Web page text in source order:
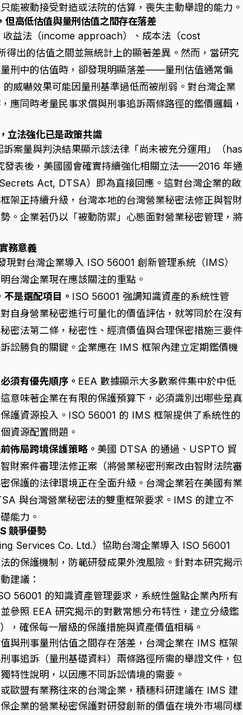
只能被動接受對造或法院的估算，喪失主動舉證的能力。
高低估值與量刑估值之間存在落差
益法（income approach）、成本法（cost
出的估值之間並無統計上的顯著差異。然而，當研究
刑中的估值時，卻發現明顯落差——量刑估值通常偏
威嚇效果可能因量刑基準過低而被削弱。對台灣企業
應同時考量民事求償與刑事追訴兩條路徑的鑑價邏輯，
立法強化已是政策共識
案量與判決結果顯示該法律「尚未被充分運用」（has
表後，美國國會確實持續強化相關立法——2016 年通
Act, DTSA）即為直接回應。這對台灣企業的啟
架正持續升級，台灣本地的台灣營業秘密法修正與智財
。企業若仍以「被動防禦」心態面對營業秘密管理，將
務意義
對台灣企業導入 ISO 56001 創新管理系統（IMS）
台灣企業現在應該關注的重點。
是選配項目。 ISO 56001 強調知識資產的系統性管
自身營業秘密進行可量化的價值評估，就等同於在沒有
密法第二條，秘密性、經濟價值與合理保密措施三要件
訟勝負的關鍵。企業應在 IMS 框架內建立定期鑑價機
須有優先順序。 EEA 數據顯示大多數案件集中於中低
意味著企業在有限的保護預算下，必須識別出哪些是真
護資源投入。ISO 56001 的 IMS 框架提供了系統性的
資源配置問題。
佈局跨境保護策略。 美國 DTSA 的通過、USPTO 貿
財案件審理法修正案（將營業秘密刑案改由智財法院審
保護的法律環境正在全面升級。台灣企業若在美國有業
與台灣營業秘密法的雙重框架要求。IMS 的建立不
能力。
競爭優勢
Services Co. Ltd.）協助台灣企業導入 ISO 56001
的保護機制，防範研發成果外洩風險。針對本研究揭示
建議：
56001 的知識資產管理要求，系統性盤點企業內所有
參照 EEA 研究揭示的對數常態分布特性，建立分級鑑
，確保每一層級的保護措施與資產價值相稱。
與刑事量刑估值之間存在落差，台灣企業在 IMS 框架
事追訴（量刑基礎資料）兩條路徑所需的舉證文件，包
特性說明，以因應不同訴訟情境的需要。
歐盟有業務往來的台灣企業，積穗科研建議在 IMS 建
企業的營業秘密保護對研發創新的價值在境外市場同樣